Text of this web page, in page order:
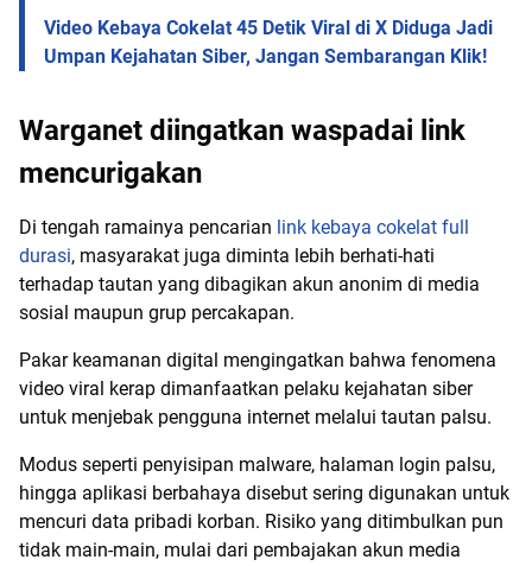
Video Kebaya Cokelat 45 Detik Viral di X Diduga Jadi
Umpan Kejahatan Siber, Jangan Sembarangan Klik!
Warganet diingatkan waspadai link
mencurigakan
Di tengah ramainya pencarian link kebaya cokelat full
durasi, masyarakat juga diminta lebih berhati-hati
terhadap tautan yang dibagikan akun anonim di media
sosial maupun grup percakapan.
Pakar keamanan digital mengingatkan bahwa fenomena
video viral kerap dimanfaatkan pelaku kejahatan siber
untuk menjebak pengguna internet melalui tautan palsu.
Modus seperti penyisipan malware, halaman login palsu,
hingga aplikasi berbahaya disebut sering digunakan untuk
mencuri data pribadi korban. Risiko yang ditimbulkan pun
tidak main-main, mulai dari pembajakan akun media